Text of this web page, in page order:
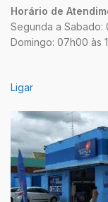
Horário de
Segunda a Sabado:
Domingo: 07h00 às
Ligar